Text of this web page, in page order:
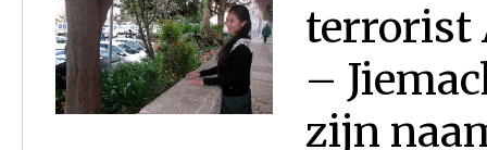
terrorist
–
zijn